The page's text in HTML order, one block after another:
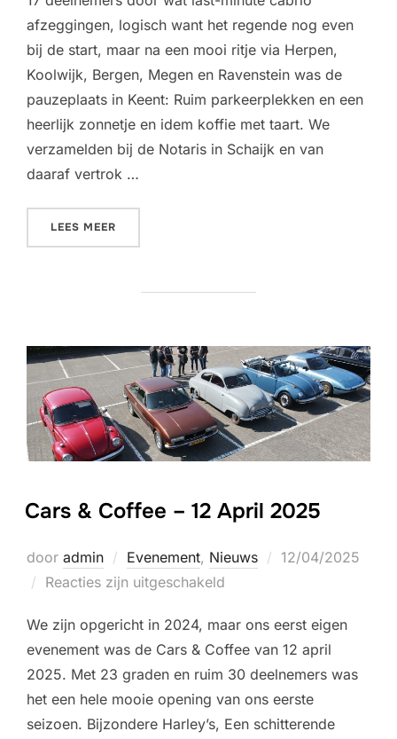
afzeggingen, logisch want het regende nog even
bij de start, maar na een mooi ritje via Herpen,
Koolwijk, Bergen, Megen en Ravenstein was de
pauzeplaats in Keent: Ruim parkeerplekken en een
heerlijk zonnetje en idem koffie met taart. We
verzamelden bij de Notaris in Schaijk en van
daaraf vertrok …
LEES MEER
Cars & Coffee – 12 April 2025
door admin Evenement, Nieuws
Geplaatst
12/04/2025
Reacties zijn uitgeschakeld
We zijn opgericht in 2024, maar ons eerst eigen
evenement was de Cars & Coffee van 12 april
2025. Met 23 graden en ruim 30 deelnemers was
het een hele mooie opening van ons eerste
seizoen. Bijzondere Harley’s, Een schitterende